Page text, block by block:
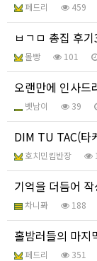
페드리 459
ㅂㄱㅁ 총집 후
몰빵 101
오랜만에 인사드
벳남이 39
DIM TU TAC(타
호치민킴반장
기억을 더듬어
차니퐈 188
홀밤러들의 마지막
페드리 351